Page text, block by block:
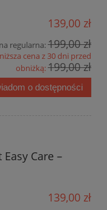
139,00 zł
regularna:199,00 zł
cena z 30 dni przed
obniżką:199,00 zł
o dostępności
Care –
139,00 zł